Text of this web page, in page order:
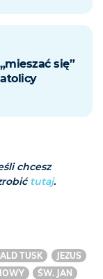
się”
chcesz
tutaj.
TUSK
JEZUS
ŚW. JAN